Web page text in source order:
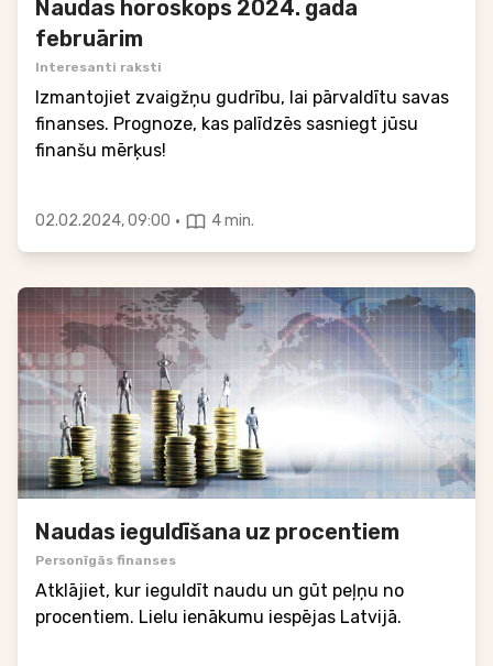
Naudas horoskops 2024. gada
februārim
Interesanti raksti
Izmantojiet zvaigžņu gudrību, lai pārvaldītu savas
finanses. Prognoze, kas palīdzēs sasniegt jūsu
finanšu mērķus!
02.02.2024, 09:00 · 4 min.
Naudas ieguldīšana uz procentiem
Personīgās finanses
Atklājiet, kur ieguldīt naudu un gūt peļņu no
procentiem. Lielu ienākumu iespējas Latvijā.